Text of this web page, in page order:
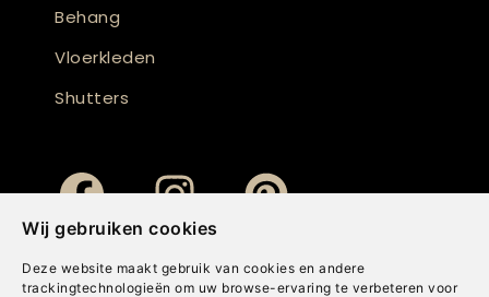
Wij gebruiken cookies
Deze website maakt gebruik van cookies en andere
trackingtechnologieën om uw browse-ervaring te verbeteren voor
Behang
Vloerkleden
Shutters